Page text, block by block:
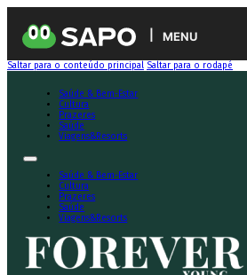
MENU
Saltar para o conteúdo principal Saltar para o rodapé
Saúde & Bem-Estar
Cultura
Prazeres
Saúde
Viagens&Resorts
Saúde & Bem-Estar
Cultura
Prazeres
Saúde
Viagens&Resorts